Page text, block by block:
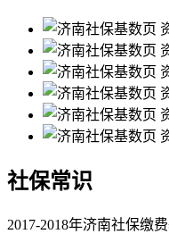
社保常识
2017-2018年济南社保缴